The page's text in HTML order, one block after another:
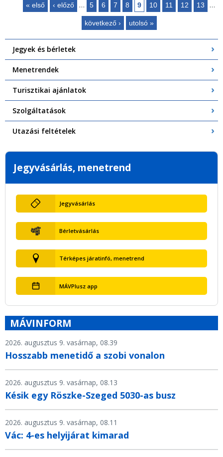
« első ‹ előző … 5 6 7 8 9 10 11 12 13 …
következő › utolsó »
Jegyek és bérletek
Menetrendek
Turisztikai ajánlatok
Szolgáltatások
Utazási feltételek
Jegyvásárlás, menetrend
Jegyvásárlás
Bérletvásárlás
Térképes járatinfó, menetrend
MÁVPlusz app
MÁVINFORM
2026. augusztus 9. vasárnap, 08.39
Hosszabb menetidő a szobi vonalon
2026. augusztus 9. vasárnap, 08.13
Késik egy Röszke-Szeged 5030-as busz
2026. augusztus 9. vasárnap, 08.11
Vác: 4-es helyijárat kimarad